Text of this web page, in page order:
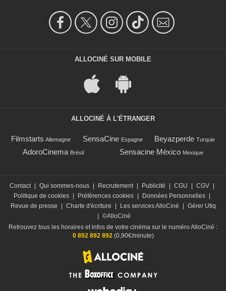
ALLOCINÉ SUR MOBILE
ALLOCINÉ À L'ÉTRANGER
Filmstarts Allemagne SensaCine Espagne Beyazperde Turquie
AdoroCinema Brésil Sensacine México Mexique
Contact Qui sommes-nous Recrutement Publicité CGU CGV
Politique de cookies
Préférences cookies Données Personnelles
Revue de presse
Charte d'écriture Les services AlloCiné
Gérer Utiq
©AlloCiné
Retrouvez tous les horaires et infos de votre cinéma sur le numéro AlloCiné :
0 892 892 892(0,90€/minute)